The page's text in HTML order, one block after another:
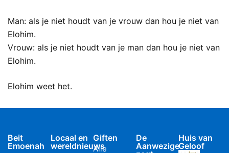
Man: als je niet houdt van je vrouw dan hou je niet van
Elohim.
Vrouw: als je niet houdt van je man dan hou je niet van
Elohim.
Elohim weet het.
Beit
Emoenah
Locaal en
wereldnieuws
Giften
Alle
De
Aanwezige
Huis van
Geloof